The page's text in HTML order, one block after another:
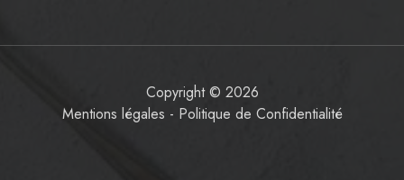
Copyright © 2026
Mentions légales - Politique de Confidentialité